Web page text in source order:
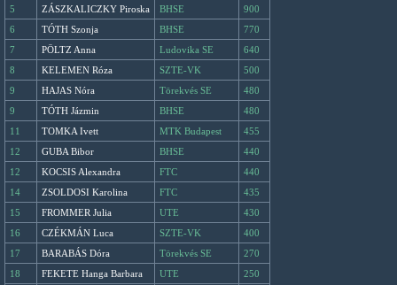
5
ZÁSZKALICZKY Piroska BHSE
900
6
TÓTH Szonja BHSE
770
7
PÖLTZ Anna Ludovika SE
640
8
KELEMEN Róza SZTE-VK
500
9
HAJAS Nóra Törekvés SE
480
9
TÓTH Jázmin BHSE
480
11
TOMKA Ivett MTK Budapest
455
12
GUBA Bibor BHSE
440
12
KOCSIS Alexandra FTC
440
14
ZSOLDOSI Karolina FTC
435
15
FROMMER Julia UTE
430
16
CZÉKMÁN Luca SZTE-VK
400
17
BARABÁS Dóra Törekvés SE
270
18
FEKETE Hanga Barbara UTE 250